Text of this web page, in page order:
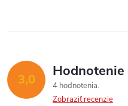
v
k
y 3,0
4 hodnotenia
Zobraziť recenzie